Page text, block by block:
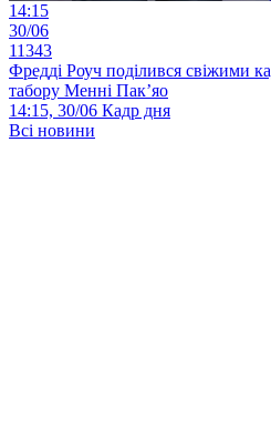
14:15
30/06
11343
Фредді Роуч поділився свіжими
табору Менні Пак’яо
14:15, 30/06 Кадр дня
Всі новини